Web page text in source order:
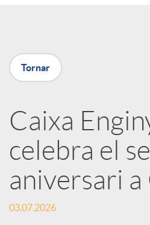
a
a
r
x
Tornar
Caixa
celebra el
aniversari a
03.07.2026